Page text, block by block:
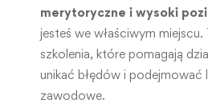
merytoryczne i wysoki
jesteś we właściwym
szkolenia, które pomagają
unikać błędów i podejmować
zawodowe.